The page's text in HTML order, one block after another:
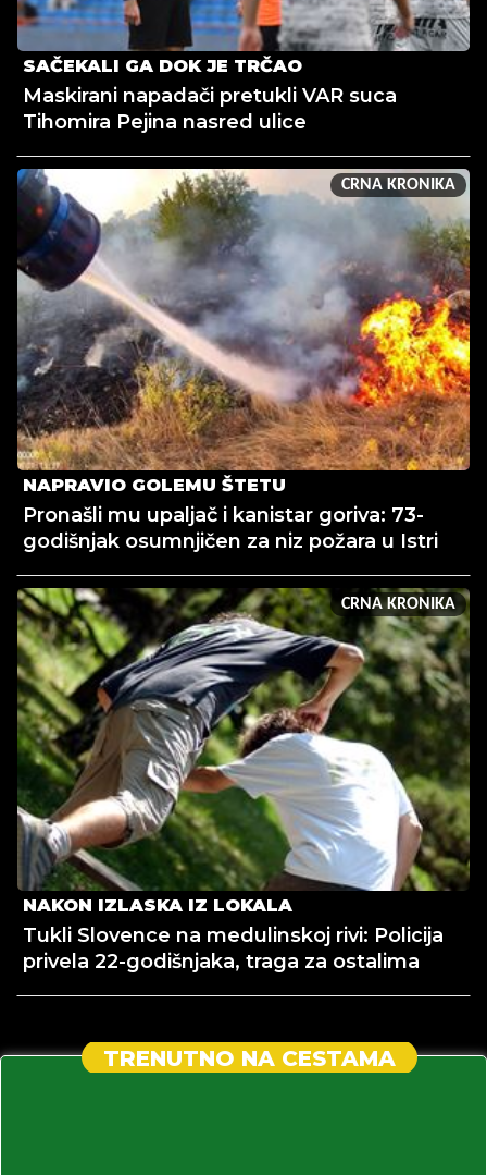
SAČEKALI GA DOK JE TRČAO
Maskirani napadači pretukli VAR suca
Tihomira Pejina nasred ulice
CRNA KRONIKA
NAPRAVIO GOLEMU ŠTETU
Pronašli mu upaljač i kanistar goriva: 73-
godišnjak osumnjičen za niz požara u Istri
CRNA KRONIKA
NAKON IZLASKA IZ LOKALA
Tukli Slovence na medulinskoj rivi: Policija
privela 22-godišnjaka, traga za ostalima
TRENUTNO NA CESTAMA